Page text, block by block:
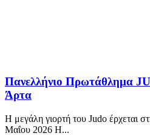
Πανελλήνιο Πρωτάθλημα
Άρτα
Η μεγάλη γιορτή του Judo έρχεται
Μαΐου 2026 Η...